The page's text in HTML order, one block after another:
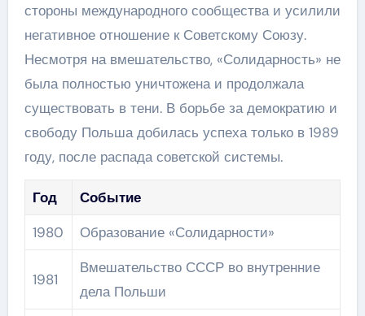
стороны международного сообщества и усилили
негативное отношение к Советскому Союзу.
Несмотря на вмешательство, «Солидарность» не
была полностью уничтожена и продолжала
существовать в тени. В борьбе за демократию и
свободу Польша добилась успеха только в 1989
году, после распада советской системы.
Год
Событие
1980
Образование «Солидарности»
1981
Вмешательство СССР во внутренние
дела Польши